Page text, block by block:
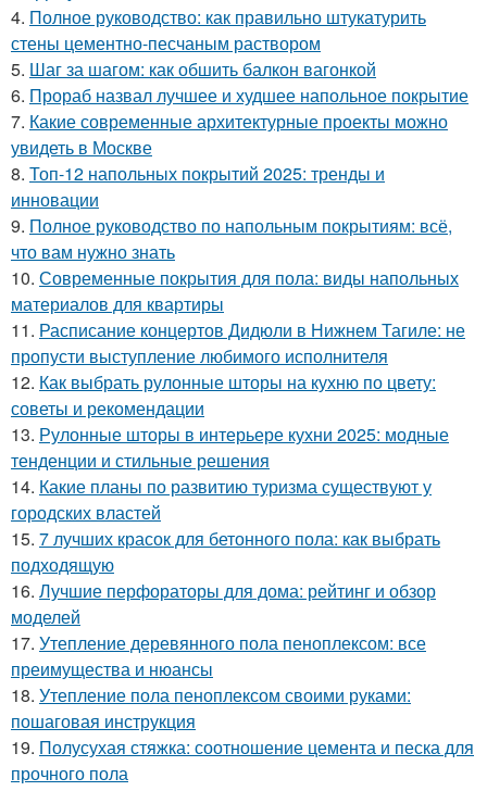
4. Полное руководство: как правильно штукатурить
стены цементно-песчаным раствором
5. Шаг за шагом: как обшить балкон вагонкой
6. Прораб назвал лучшее и худшее напольное покрытие
7. Какие современные архитектурные проекты можно
увидеть в Москве
8. Топ-12 напольных покрытий 2025: тренды и
инновации
9. Полное руководство по напольным покрытиям: всё,
что вам нужно знать
10. Современные покрытия для пола: виды напольных
материалов для квартиры
11. Расписание концертов Дидюли в Нижнем Тагиле: не
пропусти выступление любимого исполнителя
12. Как выбрать рулонные шторы на кухню по цвету:
советы и рекомендации
13. Рулонные шторы в интерьере кухни 2025: модные
тенденции и стильные решения
14. Какие планы по развитию туризма существуют у
городских властей
15. 7 лучших красок для бетонного пола: как выбрать
подходящую
16. Лучшие перфораторы для дома: рейтинг и обзор
моделей
17. Утепление деревянного пола пеноплексом: все
преимущества и нюансы
18. Утепление пола пеноплексом своими руками:
пошаговая инструкция
19. Полусухая стяжка: соотношение цемента и песка для
прочного пола